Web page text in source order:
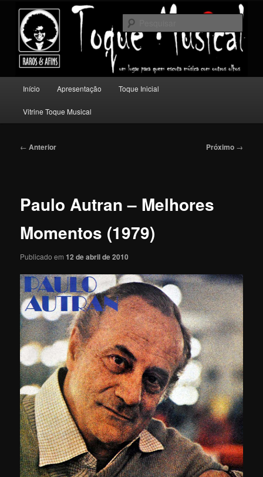
conteúdo
principalToque Musical
Um lugar para quem escuta música com outros olhos.
principal
Início Apresentação Toque Inicial
Vitrine Toque Musical
Navegação
← Anterior Próximo →
Paulo Autran – Melhores
Momentos (1979)
Publicado em12 de abril de 2010